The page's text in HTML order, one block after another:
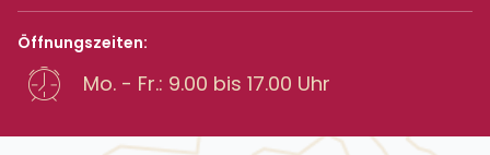
Öffnungszeiten:
Mo. - Fr.: 9.00 bis 17.00 Uhr